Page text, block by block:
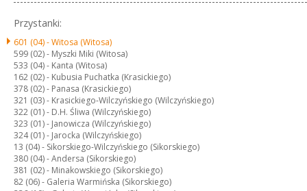
Przystanki:
601 (04) -Witosa (Witosa)
599 (02) - Myszki Miki (Witosa)
533 (04) - Kanta (Witosa)
162 (02) - Kubusia Puchatka (Krasickiego)
378 (02) - Panasa (Krasickiego)
321 (03) - Krasickiego-Wilczyńskiego (Wilczyńskiego)
322 (01) - D.H. Śliwa (Wilczyńskiego)
323 (01) - Janowicza (Wilczyńskiego)
324 (01) - Jarocka (Wilczyńskiego)
13 (04) - Sikorskiego-Wilczyńskiego (Sikorskiego)
380 (04) -Andersa (Sikorskiego)
381 (02) - Minakowskiego (Sikorskiego)
82 (06) - Galeria Warmińska (Sikorskiego)